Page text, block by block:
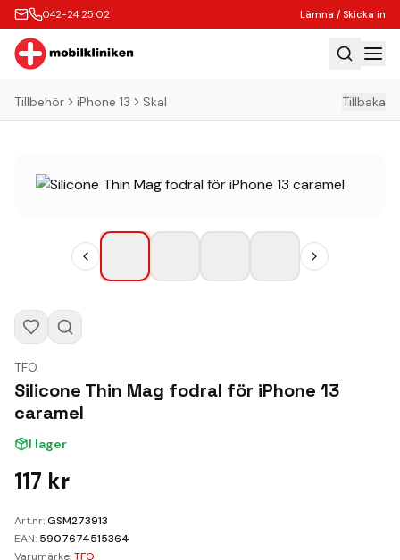
042-24 25 02 Lämna / Skicka in
Hem
Köp
Boka Express
Lämna / Skicka in
Butik
Kontakt
Kundvagn
Tillbehör iPhone 13 Skal Tillbaka
TFO
Silicone Thin Mag fodral för iPhone 13
caramel
I lager
117 kr
Art.nr:GSM273913
EAN: 5907674515364
Varumärke:TFO